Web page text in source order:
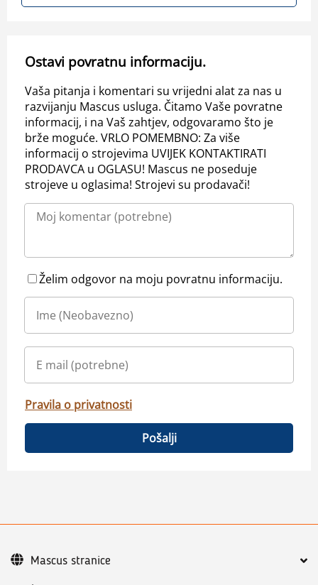
Ostavi povratnu informaciju.
Vaša pitanja i komentari su vrijedni alat za nas u
razvijanju Mascus usluga. Čitamo Vaše povratne
informacij, i na Vaš zahtjev, odgovaramo što je
brže moguće. VRLO POMEMBNO: Za više
informacij o strojevima UVIJEK KONTAKTIRATI
PRODAVCA u OGLASU! Mascus ne poseduje
strojeve u oglasima! Strojevi su prodavači!
Želim odgovor na moju povratnu informaciju.
Pravila o privatnosti
Pošalji
Mascus stranice